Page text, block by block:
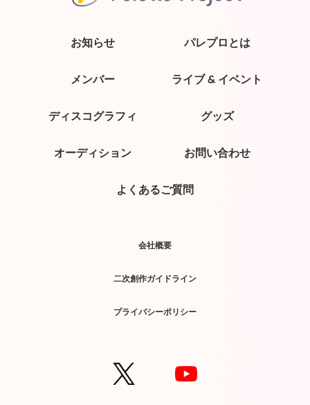
お知らせ パレプロとは
メンバー ライブ & イベント
ディスコグラフィ グッズ
オーディション お問い合わせ
よくあるご質問
会社概要
二次創作ガイドライン
プライバシーポリシー